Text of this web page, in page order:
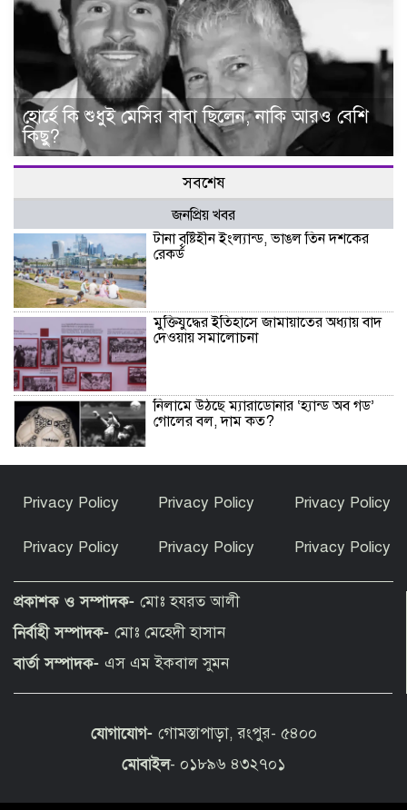
হোর্হে কি শুধুই মেসির বাবা ছিলেন, নাকি আরও বেশি
কিছু?
সবশেষ
জনপ্রিয় খবর
টানা বৃষ্টিহীন ইংল্যান্ড, ভাঙল তিন দশকের
রেকর্ড
মুক্তিযুদ্ধের ইতিহাসে জামায়াতের অধ্যায় বাদ
দেওয়ায় সমালোচনা
নিলামে উঠছে ম্যারাডোনার ‘হ্যান্ড অব গড’
গোলের বল, দাম কত?
ইসলামী
হোর্হে কি শুধুই মেসির বাবা ছিলেন, নাকি
আরও বেশি কিছু?
হৃদয়ে সৈয়দপুর স্বেচ্ছাসেবী সামাজিক
সংগঠনের উদ্যোগে সেরা রক্তদাতাদের
সম্মাননা প্রদান
Privacy Policy Privacy Policy Privacy Policy
Privacy Policy Privacy Policy Privacy Policy
প্রকাশক ও সম্পাদক- মোঃ হযরত আলী
নির্বাহী সম্পাদক- মোঃ মেহেদী হাসান
বার্তা সম্পাদক- এস এম ইকবাল সুমন
যোগাযোগ- গোমস্তাপাড়া, রংপুর- ৫৪০০
মোবাইল- ০১৮৯৬ ৪৩২৭০১